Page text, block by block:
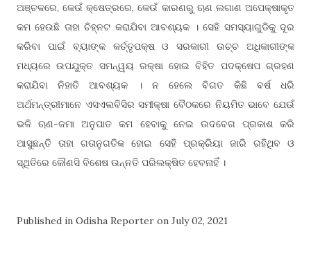
ଅଞ୍ଚଳରେ, କେଉଁ କ୍ଷେତ୍ରରେ, କେଉଁ କାରଣରୁ ଋଣ ଲଗାଣ ଅପେକ୍ଷାକୃତ
କମ ହେଉଛି ତାହା ଚିହ୍ନଟ କରାଯିବା ଆବଶ୍ୟକ । ସେହି ସମସ୍ୟାଗୁଡିକୁ ଦୂର
କରିବା ପାଇଁ ବ୍ୟାଙ୍କ କର୍ତ୍ତୃପକ୍ଷ ଓ ସରକାରୀ ଉଚ୍ଚ ଅଧିକାରୀଙ୍କ
ମଧ୍ୟରେ ଉପଯୁକ୍ତ ସମନ୍ୱୟ ରକ୍ଷା ହୋଇ ବିହିତ ପଦକ୍ଷେପ ଗ୍ରହଣ
କରାଯିବା ନିହାତି ଆବଶ୍ୟକ । ନ ହେଲେ ବିଗତ କିଛି ବର୍ଷ ଧରି
ଅର୍ଥମନ୍ତ୍ରୀମାନେ ଏସଏଲବିସିର ସମୀକ୍ଷା ବୈଠକରେ ନିୟମିତ ଭାବେ ଯେଉଁ
ଭଳି ଋଣ-ଜମା ଅନୁପାତ କମ ହେବାକୁ ନେଇ ଉଦବେଗ ପ୍ରକାଶ କରି
ଆସୁଛନ୍ତି ତାହା ଗତାନୁଗତିକ ହୋଇ ସେହି ପ୍ରକ୍ରିୟା ଜାରି ରହିଥିବ ଓ
ସ୍ଥିତିରେ କୌଣସି ବିଶେଷ ଉନ୍ନତି ପରିଲକ୍ଷିତ ହେବନାହିଁ ।
Published in Odisha Reporter on July 02, 2021